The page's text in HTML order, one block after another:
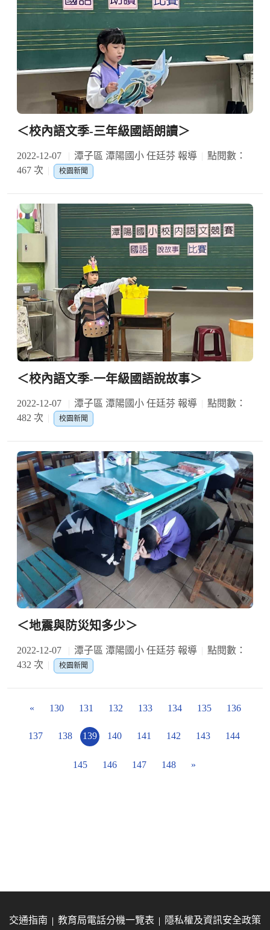
＜校內語文季-三年級國語朗讀＞
2022-12-07 潭子區 潭陽國小 任廷芬 報導
點閱數：
467 次
校園新聞
＜校內語文季-一年級國語說故事＞
2022-12-07 潭子區 潭陽國小 任廷芬 報導
點閱數：
482 次
校園新聞
＜地震與防災知多少＞
2022-12-07 潭子區 潭陽國小 任廷芬 報導
點閱數：
432 次
校園新聞
« 130 131 132 133 134 135 136
137 138 139 140 141 142 143 144
145 146 147 148 »
交通指南 教育局電話分機一覽表 隱私權及資訊安全政策